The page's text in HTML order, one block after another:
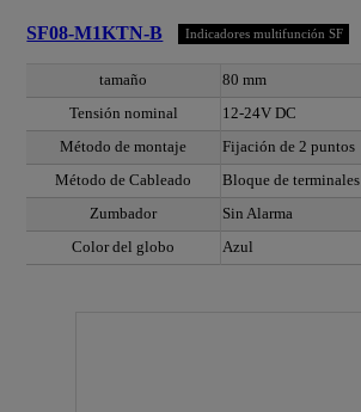
SF08-M1KTN-B Indicadores multifunción SF
tamaño
80 mm
Tensión nominal
12-24V DC
Método de montaje
Fijación de 2 puntos
Método de Cableado
Bloque de terminales
Zumbador
Sin Alarma
Color del globo
Azul